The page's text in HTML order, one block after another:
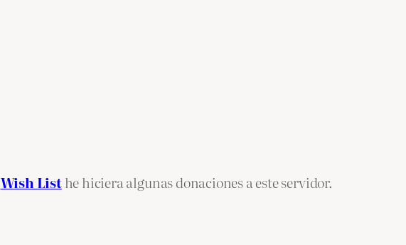
Wish Listhe hiciera algunas donaciones a este servidor.